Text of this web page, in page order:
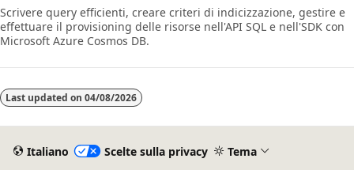
Scrivere query efficienti, creare criteri di indicizzazione, gestire e
effettuare il provisioning delle risorse nell'API SQL e nell'SDK con
Microsoft Azure Cosmos DB.
Last updated on 04/08/2026
Italiano Scelte sulla privacy Tema